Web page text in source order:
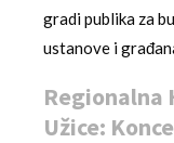
gradi publika za
ustanove i
Regionalna
Užice: